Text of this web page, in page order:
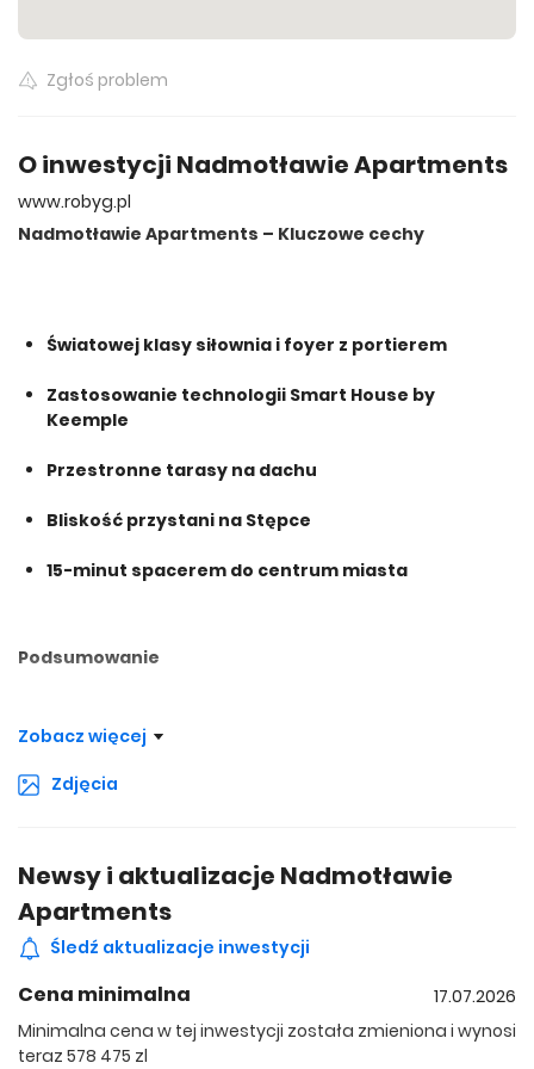
Wszystkie oferty
Zgłoś problem
O inwestycji Nadmotławie Apartments
www.robyg.pl
Nadmotławie Apartments – Kluczowe cechy
Światowej klasy siłownia i foyer z portierem
Zastosowanie technologii Smart House by
Keemple
Przestronne tarasy na dachu
Bliskość przystani na Stępce
15-minut spacerem do centrum miasta
Podsumowanie
Nadmotławie Apartments to synonim luksusu, oferujący
komforcie mieszkańców, w obiekcie urządzono siłownię,
postaci nowoczesnego systemu inteligentnego domu
Smart House by Keemple.
Lokalizacja Nadmotławie Apartments
Zobacz więcej
Zdjęcia
Newsy i aktualizacje Nadmotławie
Apartments
Śledź aktualizacje inwestycji
Cena minimalna
17.07.2026
Minimalna cena w tej inwestycji została zmieniona i wynosi
teraz 578 475 zl